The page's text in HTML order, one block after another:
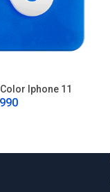
Iphone 11